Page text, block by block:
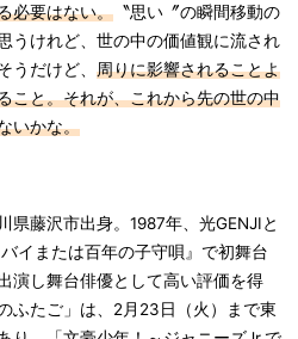
必要はない。 〝思い〞の瞬間移動の
うけれど、世の中の価値観に流され
うだけど、 周りに影響されることよ
こと。それが、これから先の世の中
いかな。
県藤沢市出身。1987年、光GENJIと
イまたは百年の子守唄』で初舞台
演し舞台俳優として高い評価を得
ふたご」は、2月23日（火）まで東